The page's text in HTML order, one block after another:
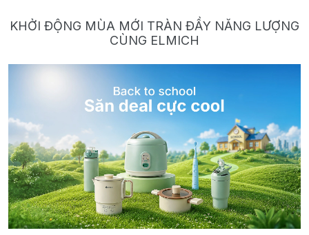
KHỞI ĐỘNG MÙA MỚI TRÀN ĐẦY NĂNG LƯỢNG
CÙNG ELMICH